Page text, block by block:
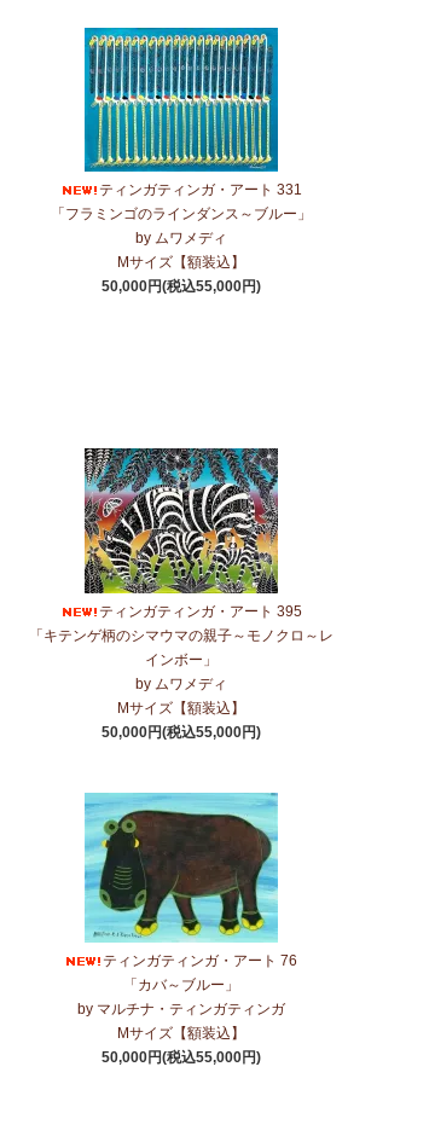
ティンガティンガ・アート 331
「フラミンゴのラインダンス～ブルー」
by ムワメディ
Mサイズ【額装込】
50,000円(税込55,000円)
ティンガティンガ・アート 395
「キテンゲ柄のシマウマの親子～モノクロ～レ
インボー」
by ムワメディ
Mサイズ【額装込】
50,000円(税込55,000円)
ティンガティンガ・アート 76
「カバ～ブルー」
by マルチナ・ティンガティンガ
Mサイズ【額装込】
50,000円(税込55,000円)